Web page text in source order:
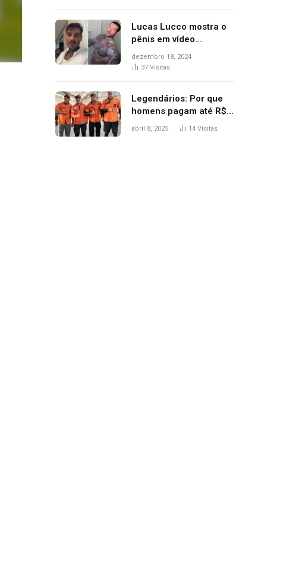
Lucas Lucco mostra o
pênis em vídeo
tomando banho, apaga
post e diz ‘foi mal’
dezembro 18, 2024
37 Visitas
Legendários: Por que
homens pagam até R$
81 mil para subir
abril 8, 2025 14 Visitas